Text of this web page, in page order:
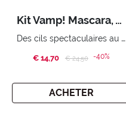
Kit Vamp! Mascara, Tweezers & Mirror
Des cils spectaculaires au volume surdimensionné. Pinceau à Epiler Sourcils Miroir au design compact
€ 14,70 Price reduced from
€ 24,50to-40%
ACHETER